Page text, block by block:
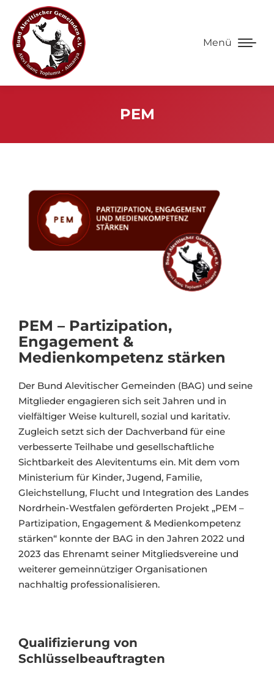
Menü
PEM
PEM – Partizipation,
Engagement &
Medienkompetenz stärken
Der Bund Alevitischer Gemeinden (BAG) und seine
Mitglieder engagieren sich seit Jahren und in
vielfältiger Weise kulturell, sozial und karitativ.
Zugleich setzt sich der Dachverband für eine
verbesserte Teilhabe und gesellschaftliche
Sichtbarkeit des Alevitentums ein. Mit dem vom
Ministerium für Kinder, Jugend, Familie,
Gleichstellung, Flucht und Integration des Landes
Nordrhein-Westfalen geförderten Projekt „PEM –
Partizipation, Engagement & Medienkompetenz
stärken“ konnte der BAG in den Jahren 2022 und
2023 das Ehrenamt seiner Mitgliedsvereine und
weiterer gemeinnütziger Organisationen
nachhaltig professionalisieren.
Qualifizierung von
Schlüsselbeauftragten